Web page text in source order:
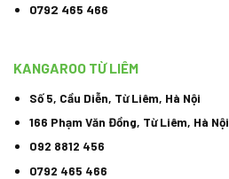
0792 465 466
KANGAROO TỪ LIÊM
Số 5, Cầu Diễn, Từ Liêm, Hà Nội
166 Phạm Văn Đồng, Từ Liêm, Hà Nội
092 8812 456
0792 465 466